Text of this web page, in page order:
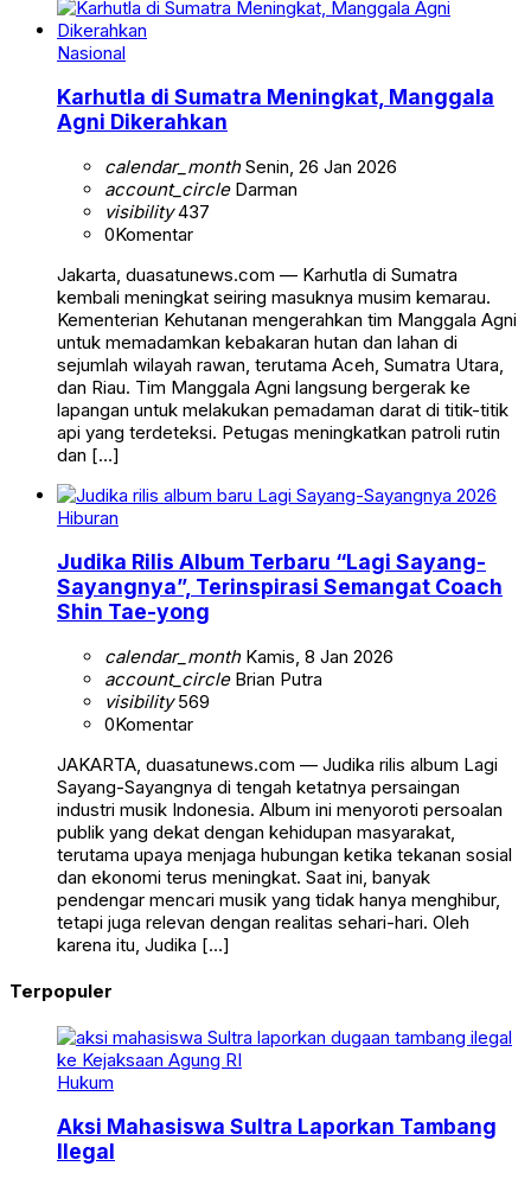
Nasional
Karhutla di Sumatra Meningkat, Manggala
Agni Dikerahkan
calendar_monthSenin, 26 Jan 2026
account_circleDarman
visibility437
0Komentar
Jakarta, duasatunews.com — Karhutla di Sumatra
kembali meningkat seiring masuknya musim kemarau.
Kementerian Kehutanan mengerahkan tim Manggala Agni
untuk memadamkan kebakaran hutan dan lahan di
sejumlah wilayah rawan, terutama Aceh, Sumatra Utara,
dan Riau. Tim Manggala Agni langsung bergerak ke
lapangan untuk melakukan pemadaman darat di titik-titik
api yang terdeteksi. Petugas meningkatkan patroli rutin
dan […]
Hiburan
Judika Rilis Album Terbaru “Lagi Sayang-
Sayangnya”, Terinspirasi Semangat Coach
Shin Tae-yong
calendar_monthKamis, 8 Jan 2026
account_circleBrian Putra
visibility569
0Komentar
JAKARTA, duasatunews.com — Judika rilis album Lagi
Sayang-Sayangnya di tengah ketatnya persaingan
industri musik Indonesia. Album ini menyoroti persoalan
publik yang dekat dengan kehidupan masyarakat,
terutama upaya menjaga hubungan ketika tekanan sosial
dan ekonomi terus meningkat. Saat ini, banyak
pendengar mencari musik yang tidak hanya menghibur,
tetapi juga relevan dengan realitas sehari-hari. Oleh
karena itu, Judika […]
Terpopuler
Hukum
Aksi Mahasiswa Sultra Laporkan Tambang
Ilegal